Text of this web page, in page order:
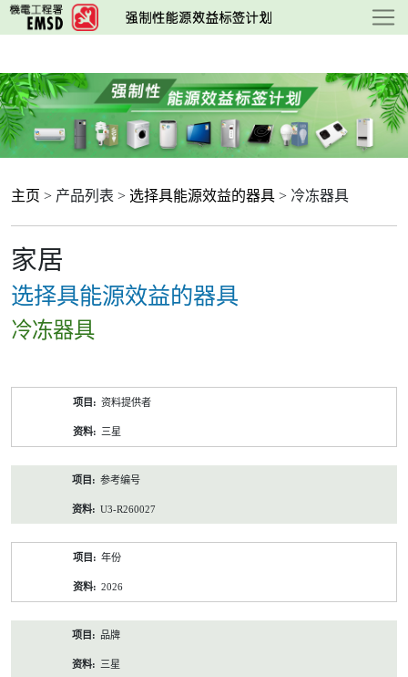
跳
至
要
内
容
主页 > 产品列表 > 选择具能源效益的器具 > 冷冻器具
家居
选择具能源效益的器具
冷冻器具
资料提供者
三星
参考编号
U3-R260027
年份
2026
品牌
三星